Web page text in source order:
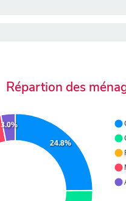
Répartion des
24.8%
3.0%